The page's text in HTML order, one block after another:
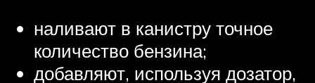
наливают в канистру точное
количество бензина;
добавляют, используя дозатор,